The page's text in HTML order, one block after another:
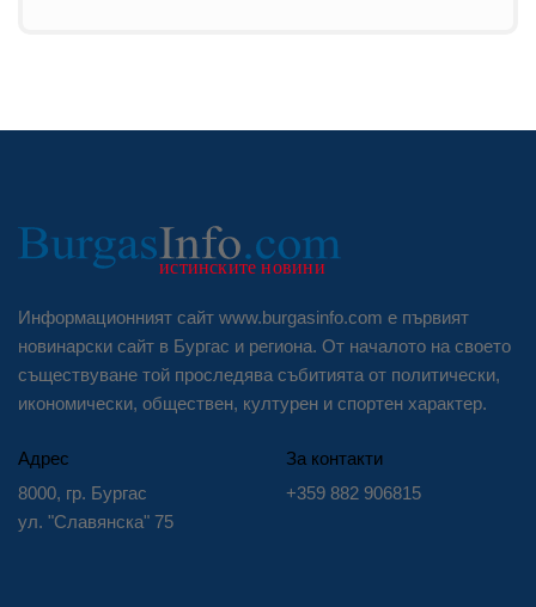
Информационният сайт www.burgasinfo.com е първият
новинарски сайт в Бургас и региона. От началото на своето
съществуване той проследява събитията от политически,
икономически, обществен, културен и спортен характер.
Адрес
8000, гр. Бургас
ул. "Славянска" 75
За контакти
+359 882 906815